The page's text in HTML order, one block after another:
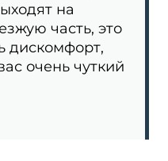
на
часть, это
дискомфорт,
очень чуткий